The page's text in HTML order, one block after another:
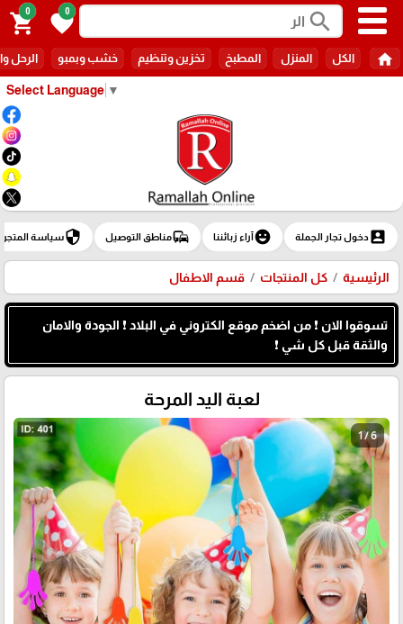
Select Language ▼
search
0
favorite
0
shopping_cart
home الكل المنزل المطبخ تخزين وتنظيم خشب وبمبو الرحل
account_boxدخول تجار الجملة emoji_emotionsآراء زبائننا commuteمناطق التوصيل securityسياسة المتجر
الرئيسية كل المنتجات قسم الاطفال
تسوقوا الان ❗ من اضخم موقع الكتروني في البلاد ❗ الجودة والامان
والثقة قبل كل شي ❗
لعبة اليد المرحة
1 / 6